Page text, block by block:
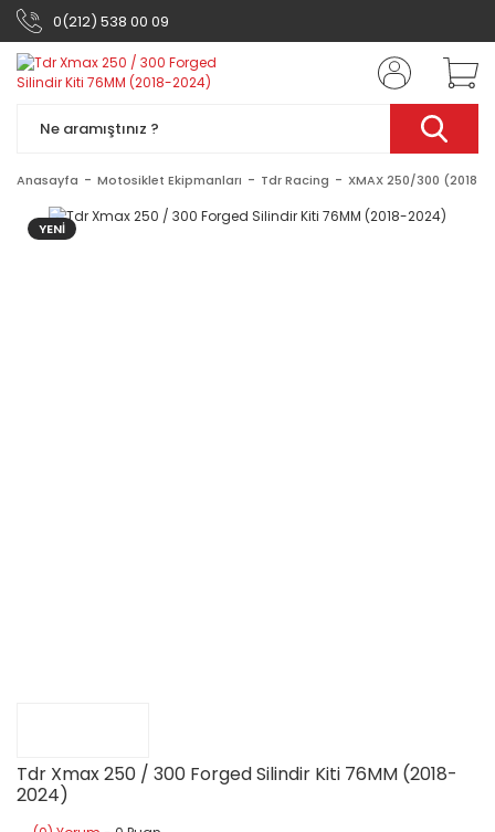
0(212) 538 00 09
Anasayfa Motosiklet Ekipmanları Tdr Racing XMAX 250/300 (2018-
YENİ
Tdr Xmax 250 / 300 Forged Silindir Kiti 76MM (2018-
2024)